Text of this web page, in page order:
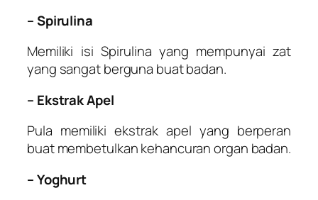
– Spirulina
Memiliki isi Spirulina yang mempunyai zat
yang sangat berguna buat badan.
– Ekstrak Apel
Pula memiliki ekstrak apel yang berperan
buat membetulkan kehancuran organ badan.
– Yoghurt